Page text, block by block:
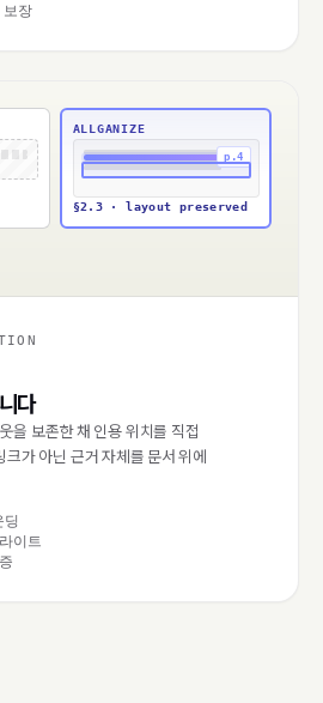
장
ALLGANIZE
p.4
§2.3 · layout preserved
다
을 보존한 채 인용 위치를 직접
가 아닌 근거 자체를 문서 위에
이트